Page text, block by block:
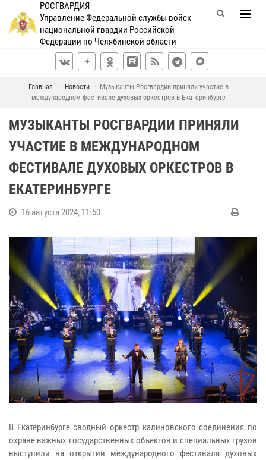
РОСГВАРДИЯ
Управление Федеральной службы войск
национальной гвардии Российской
Федерации по Челябинской области
Главная Новости
Музыканты Росгвардии приняли участие в
международном фестивале духовых оркестров в Екатеринбурге
МУЗЫКАНТЫ РОСГВАРДИИ ПРИНЯЛИ
УЧАСТИЕ В МЕЖДУНАРОДНОМ
ФЕСТИВАЛЕ ДУХОВЫХ ОРКЕСТРОВ В
ЕКАТЕРИНБУРГЕ
16 августа 2024, 11:50
В Екатеринбурге сводный оркестр калиновского соединения по
охране важных государственных объектов и специальных грузов
выступили на открытии международного фестиваля духовых